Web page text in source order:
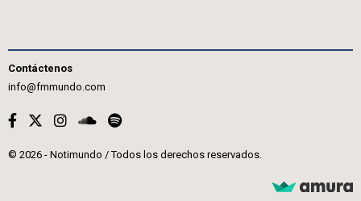
Contáctenos
info@fmmundo.com
© 2026 - Notimundo / Todos los derechos reservados.